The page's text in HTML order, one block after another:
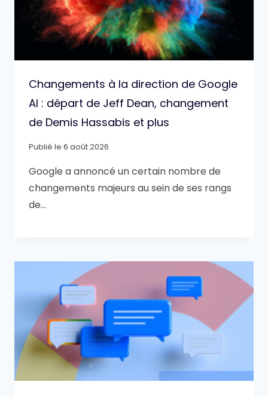
Changements à la direction de Google
AI : départ de Jeff Dean, changement
de Demis Hassabis et plus
Publié le 6 août 2026
Google a annoncé un certain nombre de
changements majeurs au sein de ses rangs
de…